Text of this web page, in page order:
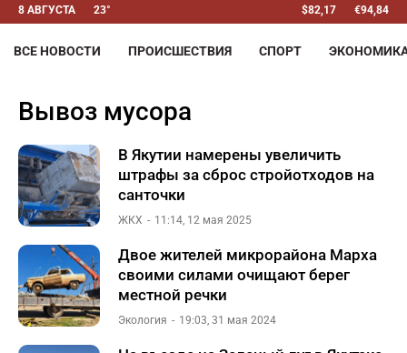
8 АВГУСТА 23° $82,17 €94,84
ВСЕ НОВОСТИ ПРОИСШЕСТВИЯ СПОРТ
вывоз мусора
В Якутии намерены увеличить
штрафы за сброс стройотходов на
санточки
ЖКХ 11:14, 12 мая 2025
Двое жителей микрорайона Марха
своими силами очищают берег
местной речки
Экология 19:03, 31 мая 2024